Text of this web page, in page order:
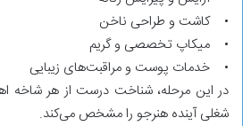
• کاشت و طراحی ناخن
• میکاپ تخصصی و گریم
• خدمات پوست و مراقبت‌های زیبایی
در این مرحله، شناخت درست از هر شاخه
شغلی آینده هنرجو را مشخص می‌کند.